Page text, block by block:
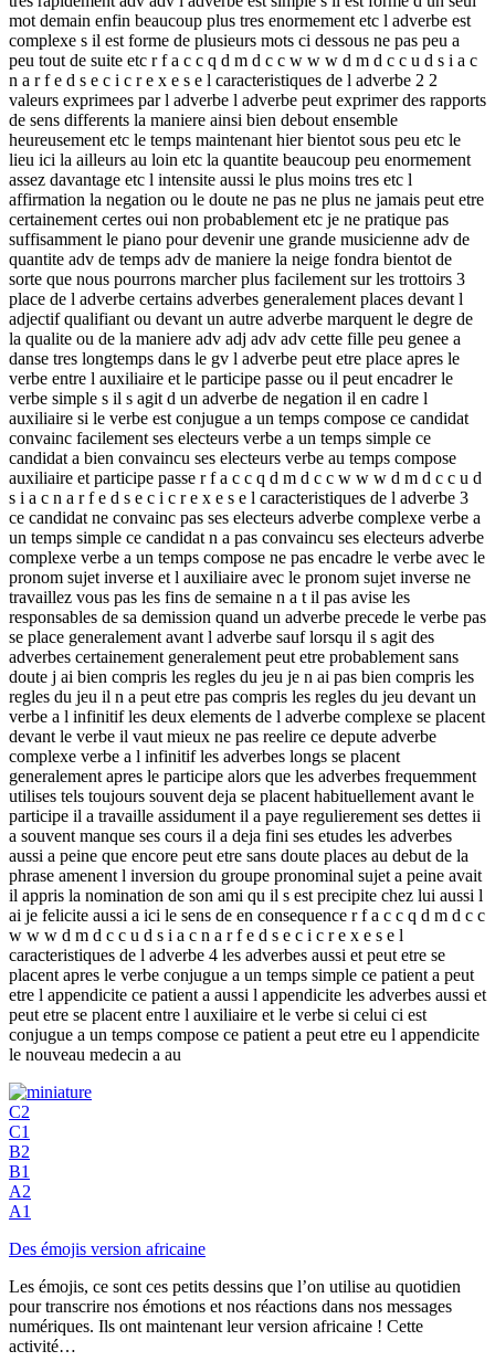
mot demain enfin beaucoup plus tres enormement etc l adverbe est
complexe s il est forme de plusieurs mots ci dessous ne pas peu a
peu tout de suite etc r f a c c q d m d c c w w w d m d c c u d s i a c
n a r f e d s e c i c r e x e s e l caracteristiques de l adverbe 2 2
valeurs exprimees par l adverbe l adverbe peut exprimer des rapports
de sens differents la maniere ainsi bien debout ensemble
heureusement etc le temps maintenant hier bientot sous peu etc le
lieu ici la ailleurs au loin etc la quantite beaucoup peu enormement
assez davantage etc l intensite aussi le plus moins tres etc l
affirmation la negation ou le doute ne pas ne plus ne jamais peut etre
certainement certes oui non probablement etc je ne pratique pas
suffisamment le piano pour devenir une grande musicienne adv de
quantite adv de temps adv de maniere la neige fondra bientot de
sorte que nous pourrons marcher plus facilement sur les trottoirs 3
place de l adverbe certains adverbes generalement places devant l
adjectif qualifiant ou devant un autre adverbe marquent le degre de
la qualite ou de la maniere adv adj adv adv cette fille peu genee a
danse tres longtemps dans le gv l adverbe peut etre place apres le
verbe entre l auxiliaire et le participe passe ou il peut encadrer le
verbe simple s il s agit d un adverbe de negation il en cadre l
auxiliaire si le verbe est conjugue a un temps compose ce candidat
convainc facilement ses electeurs verbe a un temps simple ce
candidat a bien convaincu ses electeurs verbe au temps compose
auxiliaire et participe passe r f a c c q d m d c c w w w d m d c c u d
s i a c n a r f e d s e c i c r e x e s e l caracteristiques de l adverbe 3
ce candidat ne convainc pas ses electeurs adverbe complexe verbe a
un temps simple ce candidat n a pas convaincu ses electeurs adverbe
complexe verbe a un temps compose ne pas encadre le verbe avec le
pronom sujet inverse et l auxiliaire avec le pronom sujet inverse ne
travaillez vous pas les fins de semaine n a t il pas avise les
responsables de sa demission quand un adverbe precede le verbe pas
se place generalement avant l adverbe sauf lorsqu il s agit des
adverbes certainement generalement peut etre probablement sans
doute j ai bien compris les regles du jeu je n ai pas bien compris les
regles du jeu il n a peut etre pas compris les regles du jeu devant un
verbe a l infinitif les deux elements de l adverbe complexe se placent
devant le verbe il vaut mieux ne pas reelire ce depute adverbe
complexe verbe a l infinitif les adverbes longs se placent
generalement apres le participe alors que les adverbes frequemment
utilises tels toujours souvent deja se placent habituellement avant le
participe il a travaille assidument il a paye regulierement ses dettes ii
a souvent manque ses cours il a deja fini ses etudes les adverbes
aussi a peine que encore peut etre sans doute places au debut de la
phrase amenent l inversion du groupe pronominal sujet a peine avait
il appris la nomination de son ami qu il s est precipite chez lui aussi l
ai je felicite aussi a ici le sens de en consequence r f a c c q d m d c c
w w w d m d c c u d s i a c n a r f e d s e c i c r e x e s e l
caracteristiques de l adverbe 4 les adverbes aussi et peut etre se
placent apres le verbe conjugue a un temps simple ce patient a peut
etre l appendicite ce patient a aussi l appendicite les adverbes aussi et
peut etre se placent entre l auxiliaire et le verbe si celui ci est
conjugue a un temps compose ce patient a peut etre eu l appendicite
le nouveau medecin a au
C2
C1
B2
B1
A2
A1
Des émojis version africaine
Les émojis, ce sont ces petits dessins que l’on utilise au quotidien
pour transcrire nos émotions et nos réactions dans nos messages
numériques. Ils ont maintenant leur version africaine ! Cette
activité…